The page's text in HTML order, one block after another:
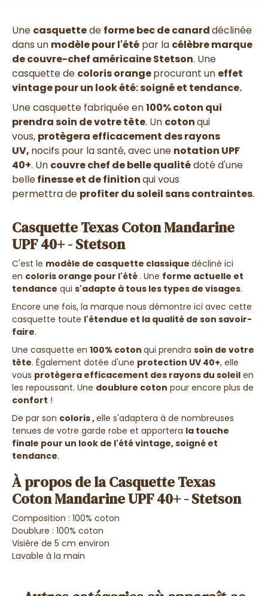
Une casquettede forme bec de canarddéclinée
dans un modèle pour l'été par la célèbre marque
de couvre-chef américaine Stetson. Une
casquette de coloris orangeprocurant un effet
vintage pour un look été: soigné et tendance.
Une casquette fabriquée en100% coton qui
prendra soin de votre tête. Un cotonqui
vous, protègera efficacement des rayons
UV, nocifs pour la santé, avec une notation UPF
40+. Un couvre chef de belle qualitédoté d'une
bellefinesse et de finitionqui vous
permettra de profiter du soleil sans contraintes.
Casquette Texas Coton Mandarine
UPF 40+ - Stetson
C'est le modèle de casquette classique décliné ici
en coloris orange pour l'été. Une forme actuelle et
tendance qui s'adapte à tous les types de visages.
Encore une fois, la marque nous démontre ici avec cette
casquette toute l'étendue et la qualité de son savoir-
faire.
Une casquette en 100% coton qui prendra soin de votre
tête. Également dotée d'une protection UV 40+, elle
vous protègera efficacement des rayons du soleil en
les repoussant. Une doublure coton pour encore plus de
confort !
De par son coloris ,elle s'adaptera à de nombreuses
tenues de votre garde robe et apportera la touche
finale pour un look de l'été vintage, soigné et
tendance.
À propos de la Casquette Texas
Coton Mandarine UPF 40+ - Stetson
Composition : 100% coton
Doublure : 100% coton
Visière de 5 cm environ
Lavable à la main